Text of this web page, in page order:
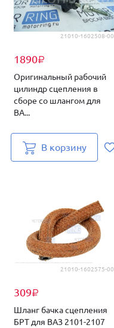
21010-1602508-00
1890₽
Оригинальный рабочий
цилиндр сцепления в
сборе со шлангом для
ВА...
В корзину
21010-1602575-00
309₽
Шланг бачка сцепления
БРТ для ВАЗ 2101-2107